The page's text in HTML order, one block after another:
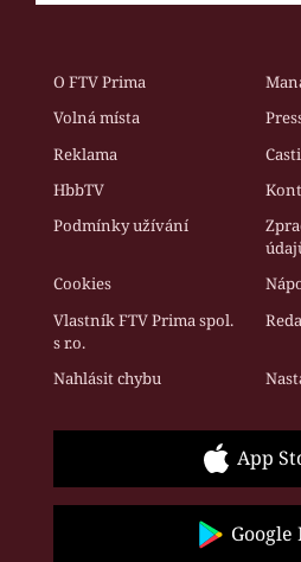
O FTV Prima
Volná místa
Reklama
HbbTV
Podmínky užívání
Cookies
Vlastník FTV Prima spol.
s r.o.
Nahlásit chybu
App
Google